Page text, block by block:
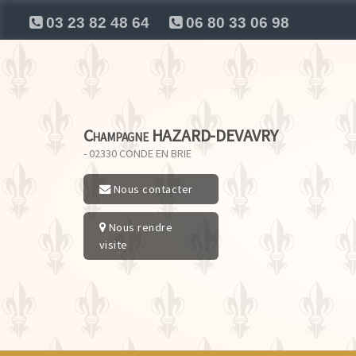
03 23 82 48 64 06 80 33 06 98
Champagne HAZARD-DEVAVRY
- 02330 CONDE EN BRIE
Nous contacter
Nous rendre
visite